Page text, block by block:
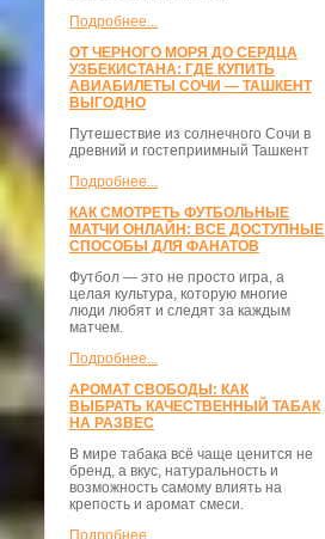
Подробнее...
ОТ ЧЕРНОГО МОРЯ ДО СЕРДЦА
УЗБЕКИСТАНА: ГДЕ КУПИТЬ
АВИАБИЛЕТЫ СОЧИ — ТАШКЕНТ
ВЫГОДНО
Путешествие из солнечного Сочи в
древний и гостеприимный Ташкент
Подробнее...
КАК СМОТРЕТЬ ФУТБОЛЬНЫЕ
МАТЧИ ОНЛАЙН: ВСЕ ДОСТУПНЫЕ
СПОСОБЫ ДЛЯ ФАНАТОВ
Футбол — это не просто игра, а
целая культура, которую многие
люди любят и следят за каждым
матчем.
Подробнее...
АРОМАТ СВОБОДЫ: КАК
ВЫБРАТЬ КАЧЕСТВЕННЫЙ ТАБАК
НА РАЗВЕС
В мире табака всё чаще ценится не
бренд, а вкус, натуральность и
возможность самому влиять на
крепость и аромат смеси.
Подробнее...